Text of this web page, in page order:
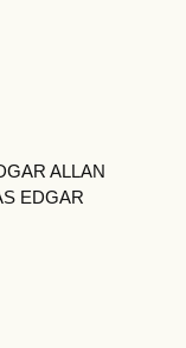
ALLAN
EDGAR